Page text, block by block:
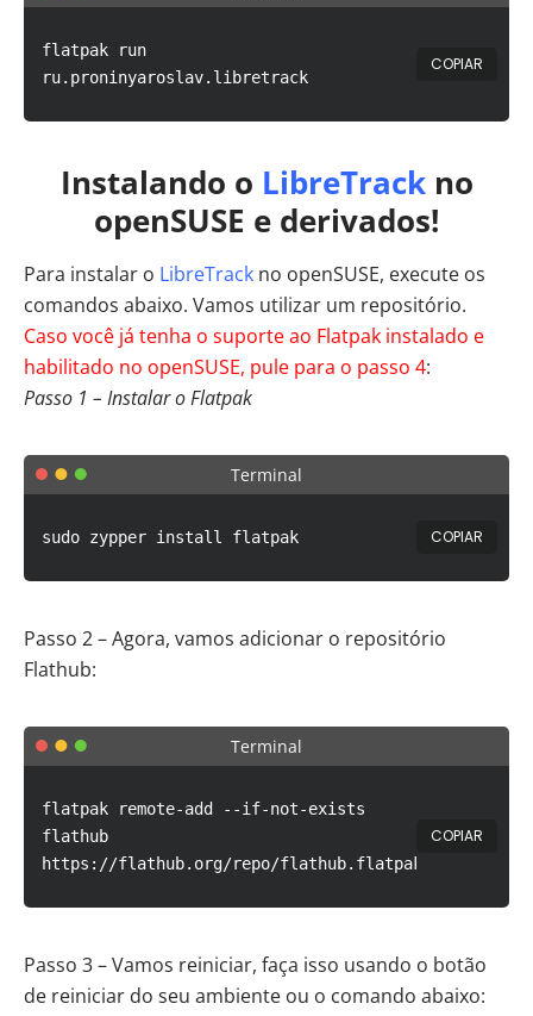
flatpak run
ru.proninyaroslav.libretrack
COPIAR
Instalando o LibreTrackno
openSUSE e derivados!
Para instalar o LibreTrack no openSUSE, execute os
comandos abaixo. Vamos utilizar um repositório.
Caso você já tenha o suporte ao Flatpak instalado e
habilitado no openSUSE, pule para o passo 4:
Passo 1 – Instalar o Flatpak
Terminal
sudo zypper install flatpak COPIAR
Passo 2 – Agora, vamos adicionar o repositório
Flathub:
Terminal
flatpak remote-add --if-not-exists
flathub
https://flathub.org/repo/flathub.flatpakrepo
COPIAR
Passo 3 – Vamos reiniciar, faça isso usando o botão
de reiniciar do seu ambiente ou o comando abaixo: